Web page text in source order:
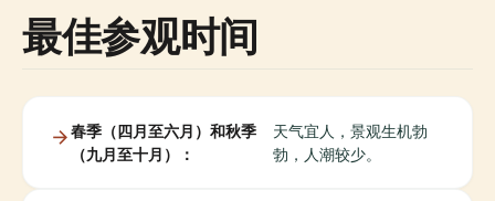
最佳参观时间
春季（四月至六月）和秋季
（九月至十月）：
天气宜人，景观生机勃
勃，人潮较少。